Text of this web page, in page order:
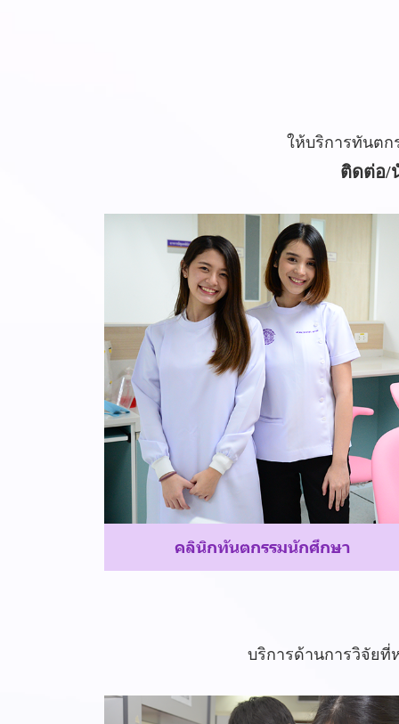
ให้บริการทันต
ติดต่อ/
คลินิกทันตกรรมนักศึกษา
บริการด้านการวิจัยที่